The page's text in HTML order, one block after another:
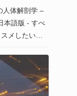
人体解剖学 –
本語版 - すべ
メしたい書